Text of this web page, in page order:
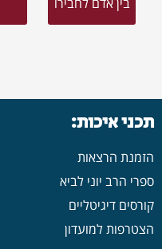
תכני איכות:
הזמנת הרצאות
ספרי הרב יוני לביא
קורסים דיגיטליים
הצטרפות למועדון